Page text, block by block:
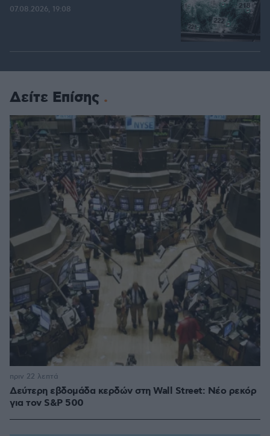
07.08.2026, 19:08
Δείτε Επίσης
Δεύτερη εβδομάδα κερδών στη Wall Street: Νέο ρεκόρ
για τον S&P 500
πριν 22 λεπτά